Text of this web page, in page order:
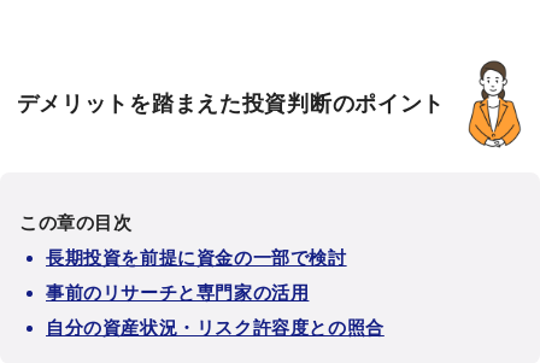
デメリットを踏まえた投資判断のポイント
この章の目次
長期投資を前提に資金の一部で検討
事前のリサーチと専門家の活用
自分の資産状況・リスク許容度との照合